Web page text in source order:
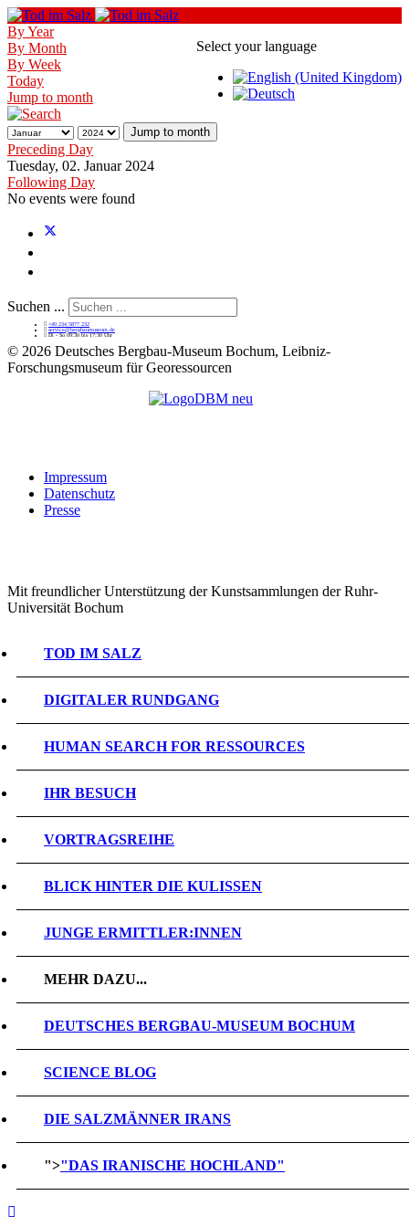
Select your language
By Year
By Month
By Week
Today
Jump to month
Jump to month
Preceding Day
Tuesday, 02. Januar 2024
Following Day
No events were found
Suchen ...
+49 234 5877 232
service@bergbaumuseum.de
Di - So 09:30 bis 17:30 Uhr
© 2026 Deutsches Bergbau-Museum Bochum, Leibniz-
Forschungsmuseum für Georessourcen
Impressum
Datenschutz
Presse
Mit freundlicher Unterstützung der Kunstsammlungen der Ruhr-
Universität Bochum
TOD IM SALZ
DIGITALER RUNDGANG
HUMAN SEARCH FOR RESSOURCES
IHR BESUCH
VORTRAGSREIHE
BLICK HINTER DIE KULISSEN
JUNGE ERMITTLER:INNEN
MEHR DAZU...
DEUTSCHES BERGBAU-MUSEUM BOCHUM
SCIENCE BLOG
DIE SALZMÄNNER IRANS
">"DAS IRANISCHE HOCHLAND"